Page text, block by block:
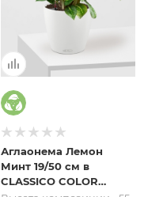
Аглаонема Лемон
Минт 19/50 см в
CLASSICO COLOR